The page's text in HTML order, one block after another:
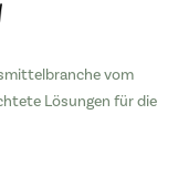
vom
Lösungen für die